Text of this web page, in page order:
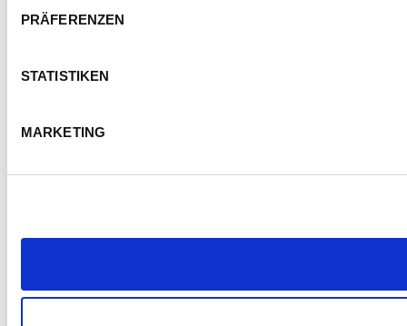
PRÄFERENZEN
STATISTIKEN
MARKETING